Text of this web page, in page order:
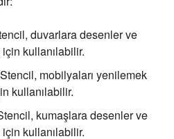
duvarlara desenler ve
kullanılabilir.
Stencil, mobilyaları yenilemek
kullanılabilir.
kumaşlara desenler ve
kullanılabilir.